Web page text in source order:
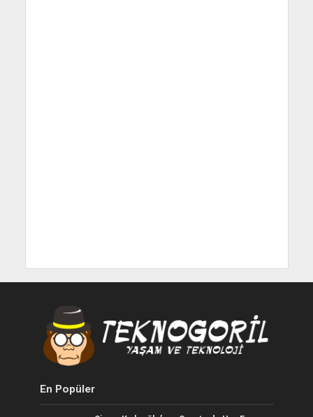
En Popüler